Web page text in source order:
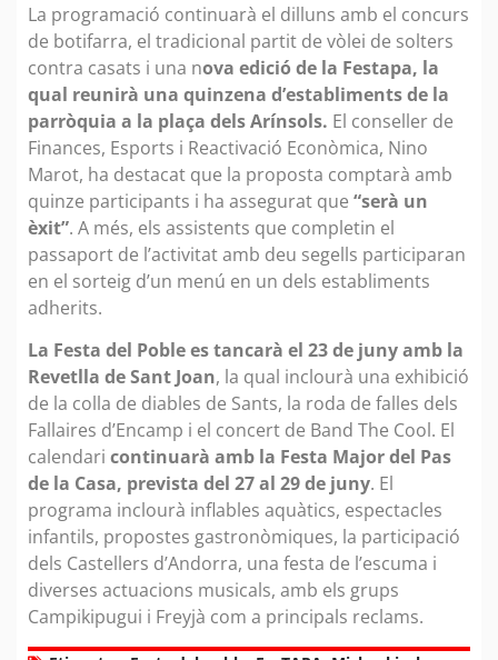
La programació continuarà el dilluns amb el concurs
de botifarra, el tradicional partit de vòlei de solters
contra casats i una nova edició de la Festapa, la
qual reunirà una quinzena d’establiments de la
parròquia a la plaça dels Arínsols. El conseller de
Finances, Esports i Reactivació Econòmica, Nino
Marot, ha destacat que la proposta comptarà amb
quinze participants i ha assegurat que “serà un
èxit”. A més, els assistents que completin el
passaport de l’activitat amb deu segells participaran
en el sorteig d’un menú en un dels establiments
adherits.
La Festa del Poble es tancarà el 23 de juny amb la
Revetlla de Sant Joan, la qual inclourà una exhibició
de la colla de diables de Sants, la roda de falles dels
Fallaires d’Encamp i el concert de Band The Cool. El
calendari continuarà amb la Festa Major del Pas
de la Casa, prevista del 27 al 29 de juny. El
programa inclourà inflables aquàtics, espectacles
infantils, propostes gastronòmiques, la participació
dels Castellers d’Andorra, una festa de l’escuma i
diverses actuacions musicals, amb els grups
Campikipugui i Freyjà com a principals reclams.